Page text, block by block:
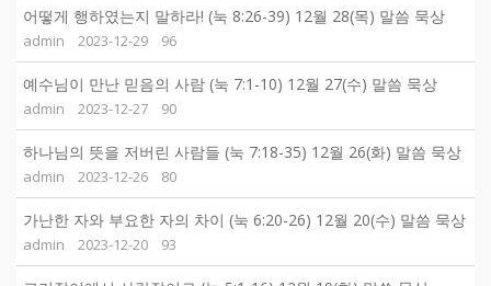
어떻게 행하였는지 말하라! (눅 8:26-39) 12월 28(목) 말씀 묵상
admin 2023-12-29 96
예수님이 만난 믿음의 사람 (눅 7:1-10) 12월 27(수) 말씀 묵상
admin 2023-12-27 90
하나님의 뜻을 저버린 사람들 (눅 7:18-35) 12월 26(화) 말씀 묵상
admin 2023-12-26 80
가난한 자와 부요한 자의 차이 (눅 6:20-26) 12월 20(수) 말씀 묵상
admin 2023-12-20 93